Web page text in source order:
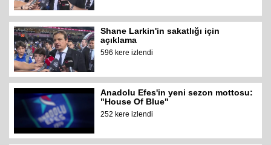
Shane Larkin'in sakatlığı için
açıklama
596 kere izlendi
Anadolu Efes'in yeni sezon mottosu:
"House Of Blue"
252 kere izlendi